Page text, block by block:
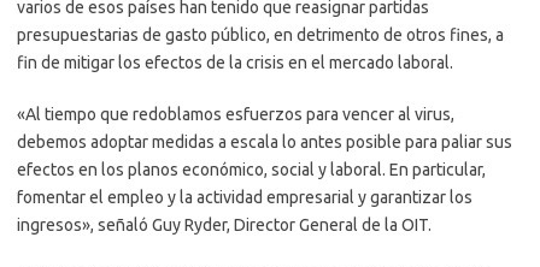
varios de esos países han tenido que reasignar partidas
presupuestarias de gasto público, en detrimento de otros fines, a
fin de mitigar los efectos de la crisis en el mercado laboral.
«Al tiempo que redoblamos esfuerzos para vencer al virus,
debemos adoptar medidas a escala lo antes posible para paliar sus
efectos en los planos económico, social y laboral. En particular,
fomentar el empleo y la actividad empresarial y garantizar los
ingresos», señaló Guy Ryder, Director General de la OIT.